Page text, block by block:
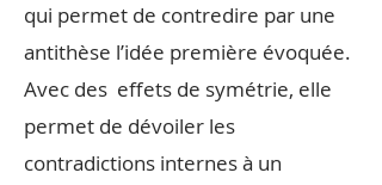
qui permet de contredire par une
antithèse l’idée première évoquée.
Avec des effets de symétrie, elle
permet de dévoiler les
contradictions internes à un